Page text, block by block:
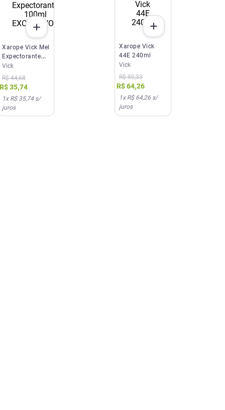
EXCLUSIVO SITE E APP
Xarope Vick Mel
Expectorante
100ml
Vick
R$ 44,68
R$35,74
1x R$ 35,74s/
juros
Xarope Vick
44E 240ml
Vick
R$ 80,33
R$64,26
1x R$ 64,26 s/
juros